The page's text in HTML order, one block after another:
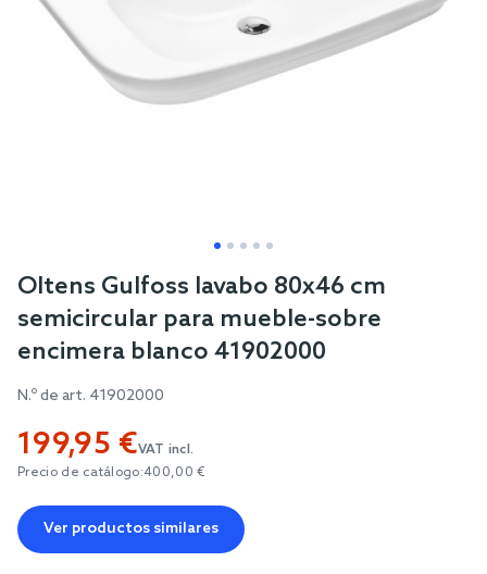
Skip
beginning
of
images
gallery
Oltens Gulfoss lavabo 80x46 cm
semicircular para mueble-sobre
encimera blanco 41902000
N.º de art. 41902000
199,95 €VAT incl.
Precio de catálogo:400,00 €
Ver productos similares